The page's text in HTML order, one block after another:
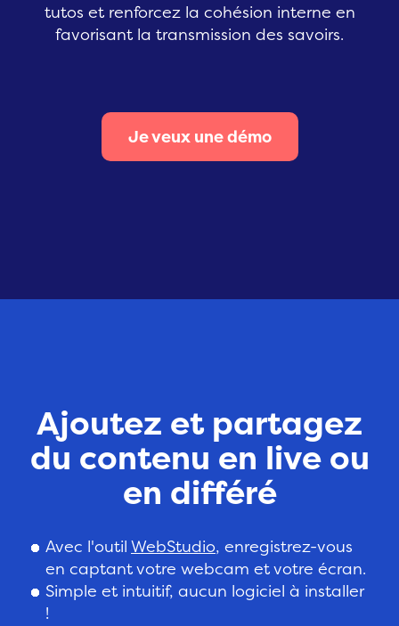
tutos et renforcez la cohésion interne en
favorisant la transmission des savoirs.
Je veux une démo
Ajoutez et partagez
du contenu en live ou
en différé
Avec l'outil WebStudio, enregistrez-vous
en captant votre webcam et votre écran.
Simple et intuitif, aucun logiciel à installer
!